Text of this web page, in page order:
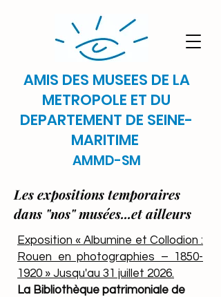
AMIS DES MUSEES DE LA
METROPOLE ET DU
DEPARTEMENT DE SEINE-
MARITIME
AMMD-SM
Les expositions temporaires
dans "nos" musées...et ailleurs
​​​​Exposition « Albumine et Collodion :
Rouen en photographies –
1850-
1920 » Jusqu'au 31 juillet 2026.
La Bibliothèque patrimoniale de